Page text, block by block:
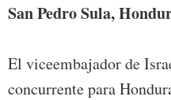
San Pedro Sula,
El viceembajador de
concurrente para